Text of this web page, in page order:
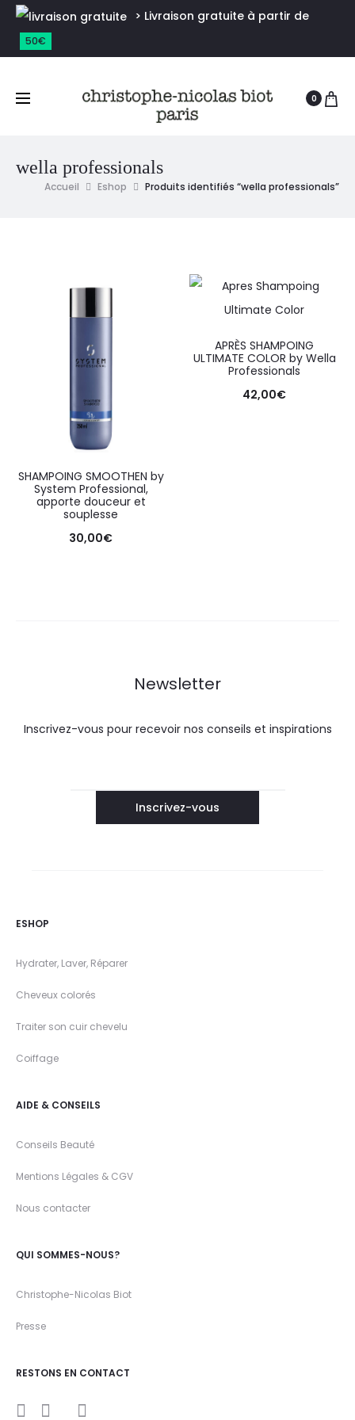
> Livraison gratuite à partir de
50€
0
wella professionals
Accueil Eshop Produits identifiés “wella professionals”
SHAMPOING SMOOTHEN by
System Professional,
apporte douceur et
souplesse
30,00€
APRÈS SHAMPOING
ULTIMATE COLOR by Wella
Professionals
42,00€
Newsletter
Inscrivez-vous pour recevoir nos conseils et inspirations
ESHOP
Hydrater, Laver, Réparer
Cheveux colorés
Traiter son cuir chevelu
Coiffage
AIDE & CONSEILS
Conseils Beauté
Mentions Légales & CGV
Nous contacter
QUI SOMMES-NOUS?
Christophe-Nicolas Biot
Presse
RESTONS EN CONTACT